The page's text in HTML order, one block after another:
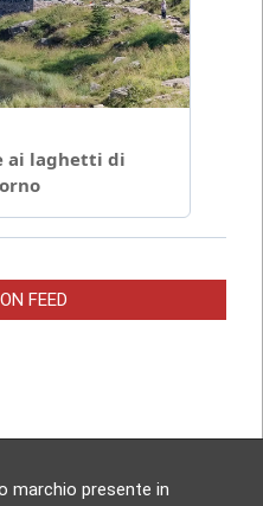
FEED
marchio presente in